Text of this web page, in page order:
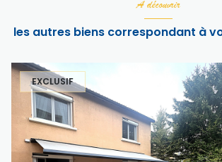
A découvrir
les autres biens correspondant à
EXCLUSIF